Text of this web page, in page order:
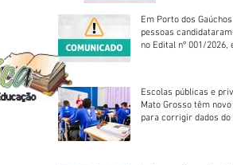
Em Porto dos
pessoas
no Edital nº 001/2026,
Escolas públicas e
Mato Grosso têm
para corrigir dados do